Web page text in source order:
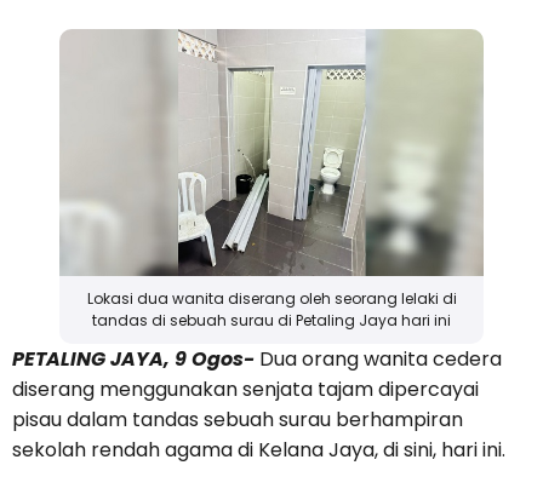
Lokasi dua wanita diserang oleh seorang lelaki di
tandas di sebuah surau di Petaling Jaya hari ini
PETALING JAYA, 9 Ogos- Dua orang wanita cedera
diserang menggunakan senjata tajam dipercayai
pisau dalam tandas sebuah surau berhampiran
sekolah rendah agama di Kelana Jaya, di sini, hari ini.